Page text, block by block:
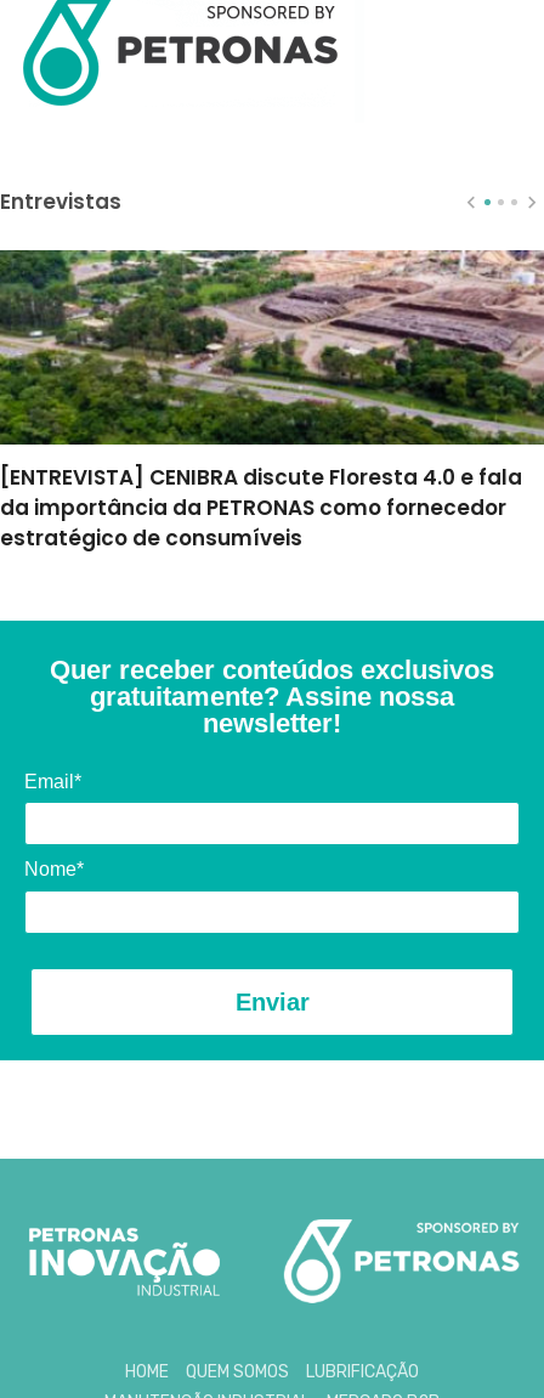
Entrevistas
[ENTREVISTA] CENIBRA discute Floresta 4.0 e fala
da importância da PETRONAS como fornecedor
estratégico de consumíveis
Quer receber conteúdos exclusivos
gratuitamente? Assine nossa
newsletter!
Email*
Nome*
Enviar
HOME QUEM SOMOS
LUBRIFICAÇÃO